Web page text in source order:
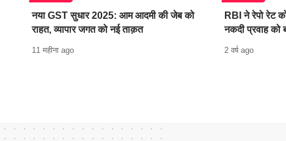
नया GST सुधार 2025: आम आदमी की जेब को
राहत, व्यापार जगत को नई ताक़त
11 महीना ago
RBI ने रेपो रेट
नकदी प्रवाह को
2 वर्ष ago